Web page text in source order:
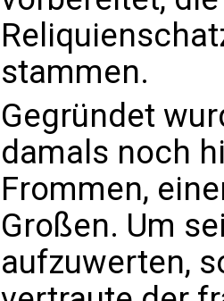
stammen.
Gegründet
damals noch
Frommen,
Großen. Um
aufzuwerten,